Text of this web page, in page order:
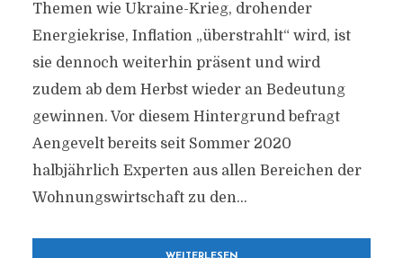
Themen wie Ukraine-Krieg, drohender
Energiekrise, Inflation „überstrahlt“ wird, ist
sie dennoch weiterhin präsent und wird
zudem ab dem Herbst wieder an Bedeutung
gewinnen. Vor diesem Hintergrund befragt
Aengevelt bereits seit Sommer 2020
halbjährlich Experten aus allen Bereichen der
Wohnungswirtschaft zu den...